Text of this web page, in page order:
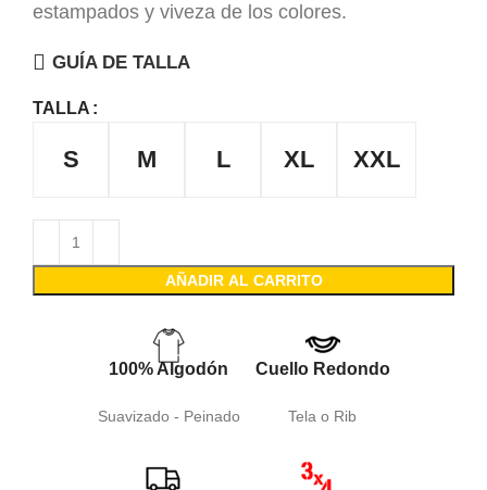
estampados y viveza de los colores.
GUÍA DE TALLA
TALLA
S M L XL XXL
AÑADIR AL CARRITO
100% Algodón
Suavizado - Peinado
Cuello Redondo
Tela o Rib